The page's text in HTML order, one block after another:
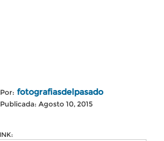
Por: fotografiasdelpasado
Publicada: Agosto 10, 2015